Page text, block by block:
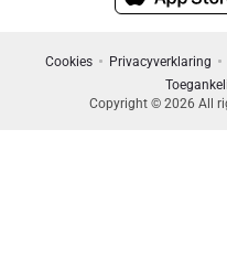
Cookies Privacyverklaring
Copyright © 2026 All